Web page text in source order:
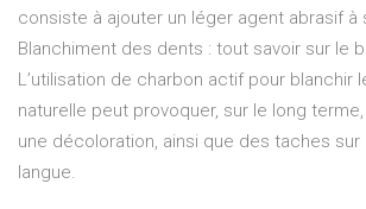
consiste à ajouter un léger agent abrasif à
Blanchiment des dents : tout savoir sur le
L’utilisation de charbon actif pour blanchir
naturelle peut provoquer, sur le long terme,
une décoloration, ainsi que des taches
langue.